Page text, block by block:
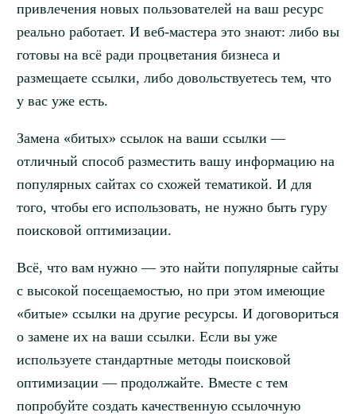
привлечения новых пользователей на ваш ресурс
реально работает. И веб-мастера это знают: либо вы
готовы на всё ради процветания бизнеса и
размещаете ссылки, либо довольствуетесь тем, что
у вас уже есть.
Замена «битых» ссылок на ваши ссылки —
отличный способ разместить вашу информацию на
популярных сайтах со схожей тематикой. И для
того, чтобы его использовать, не нужно быть гуру
поисковой оптимизации.
Всё, что вам нужно — это найти популярные сайты
с высокой посещаемостью, но при этом имеющие
«битые» ссылки на другие ресурсы. И договориться
о замене их на ваши ссылки. Если вы уже
используете стандартные методы поисковой
оптимизации — продолжайте. Вместе с тем
попробуйте создать качественную ссылочную